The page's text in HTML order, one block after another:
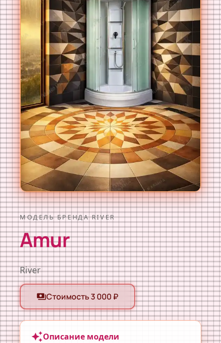
МОДЕЛЬ БРЕНДА RIVER
Amur
River
paymentsСтоимость 3 000 ₽
auto_awesomeОписание модели